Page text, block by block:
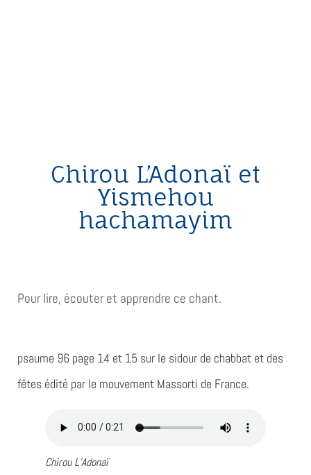
Chirou L’Adonaï et
Yismehou
hachamayim
Pour lire, écouter et apprendre ce chant.
psaume 96 page 14 et 15 sur le sidour de chabbat et des
fêtes édité par le mouvement Massorti de France.
Chirou L’Adonaï